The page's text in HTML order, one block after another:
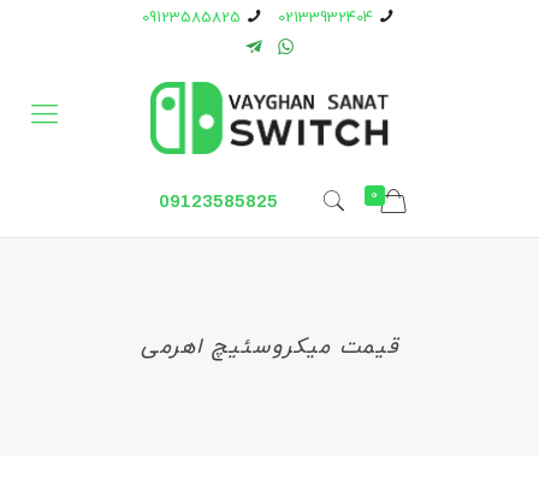
02133932404
09123585825
0
09123585825
قیمت میکروسئیچ اهرمی